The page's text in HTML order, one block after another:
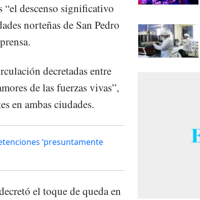
“el descenso significativo
norteñas de San Pedro
decretadas entre
de las fuerzas vivas”,
en ambas ciudades.
‘presuntamente
el toque de queda en